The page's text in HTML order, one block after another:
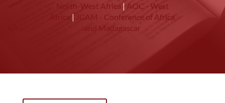
North-West Africa | AOC - West
|
JCAM - Conference of Africa
and Madagascar